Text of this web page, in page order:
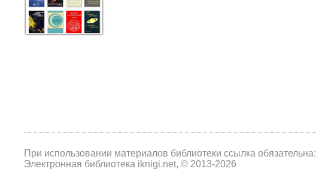
При использовании материалов библиотеки ссылка обязательна:
Электронная библиотека iknigi.net, © 2013-2026